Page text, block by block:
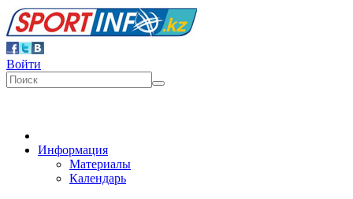
Войти
Информация
Материалы
Календарь